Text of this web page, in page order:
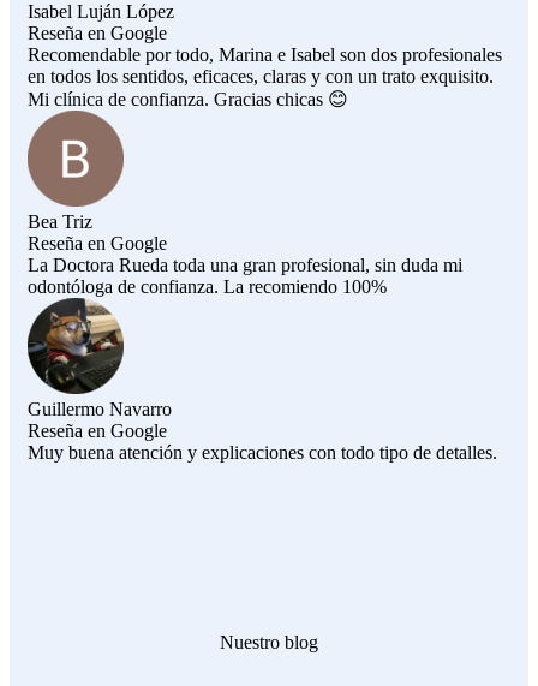
Isabel Luján López
Reseña en Google
Recomendable por todo, Marina e Isabel son dos profesionales
en todos los sentidos, eficaces, claras y con un trato exquisito.
Mi clínica de confianza. Gracias chicas 😊
Bea Triz
Reseña en Google
La Doctora Rueda toda una gran profesional, sin duda mi
odontóloga de confianza. La recomiendo 100%
Guillermo Navarro
Reseña en Google
Muy buena atención y explicaciones con todo tipo de detalles.
Nuestro blog